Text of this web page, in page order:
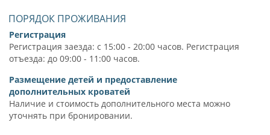
ПОРЯДОК ПРОЖИВАНИЯ
Регистрация
Регистрация заезда: с 15:00 - 20:00 часов. Регистрация
отъезда: до 09:00 - 11:00 часов.
Размещение детей и предоставление
дополнительных кроватей
Наличие и стоимость дополнительного места можно
уточнять при бронировании.